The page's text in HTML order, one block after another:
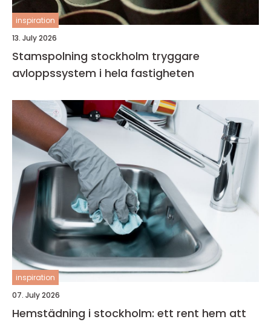
inspiration
13. July 2026
Stamspolning stockholm tryggare
avloppssystem i hela fastigheten
inspiration
07. July 2026
Hemstädning i stockholm: ett rent hem att